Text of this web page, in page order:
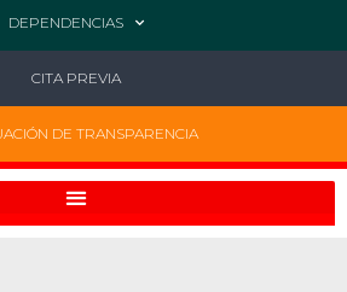
DEPENDENCIAS
CITA PREVIA
DE TRANSPARENCIA